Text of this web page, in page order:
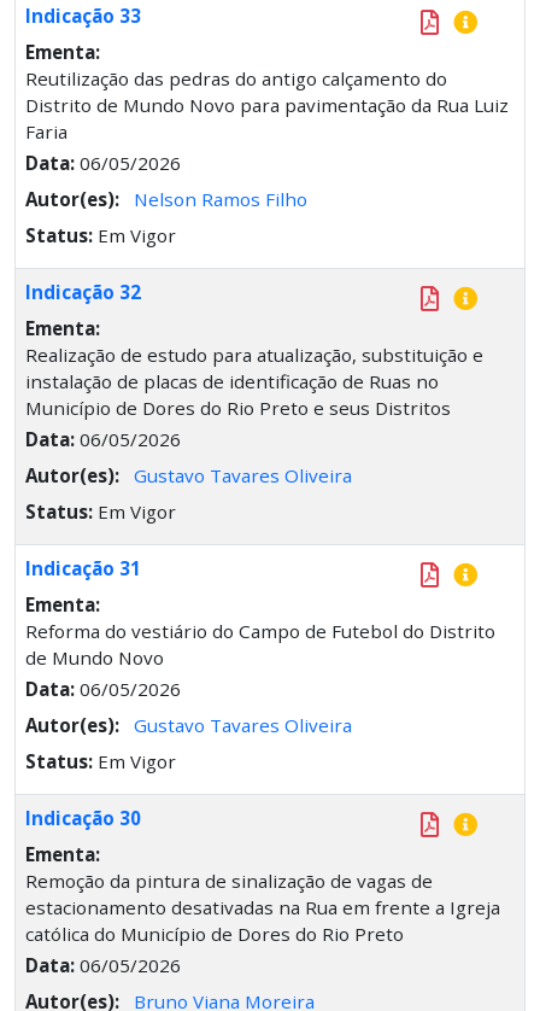
Indicação 33
Ementa:
Reutilização das pedras do antigo calçamento do
Distrito de Mundo Novo para pavimentação da Rua Luiz
Faria
Data: 06/05/2026
Autor(es):
Nelson Ramos Filho
Status: Em Vigor
Indicação 32
Ementa:
Realização de estudo para atualização, substituição e
instalação de placas de identificação de Ruas no
Município de Dores do Rio Preto e seus Distritos
Data: 06/05/2026
Autor(es): Gustavo Tavares Oliveira
Status: Em Vigor
Indicação 31
Ementa:
Reforma do vestiário do Campo de Futebol do Distrito
de Mundo Novo
Data: 06/05/2026
Autor(es): Gustavo Tavares Oliveira
Status: Em Vigor
Indicação 30
Ementa:
Remoção da pintura de sinalização de vagas de
estacionamento desativadas na Rua em frente a Igreja
católica do Município de Dores do Rio Preto
Data: 06/05/2026
Autor(es):
Bruno Viana Moreira